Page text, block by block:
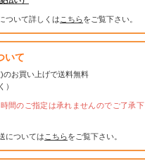
ついて詳しくは こちらをご覧下さい。
いて
のお買い上げで送料無料
）
間のご指定は承れませんのでご了承下
については こちらをご覧下さい。